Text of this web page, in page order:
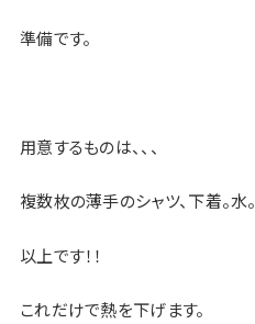
準備です。
用意するものは、、、
複数枚の薄手のシャツ、下着。水。
以上です！！
これだけで熱を下げます。